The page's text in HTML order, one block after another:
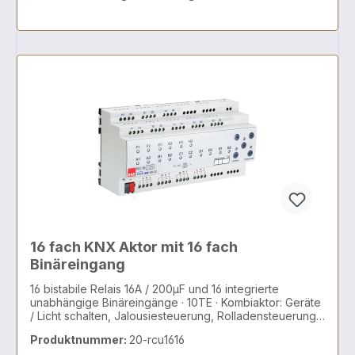
16 fach KNX Aktor mit 16 fach
Binäreingang
16 bistabile Relais 16A / 200µF und 16 integrierte
unabhängige Binäreingänge · 10TE · Kombiaktor: Geräte
/ Licht schalten, Jalousiesteuerung, Rolladensteuerung,
Produktnummer: 20-rcu1616